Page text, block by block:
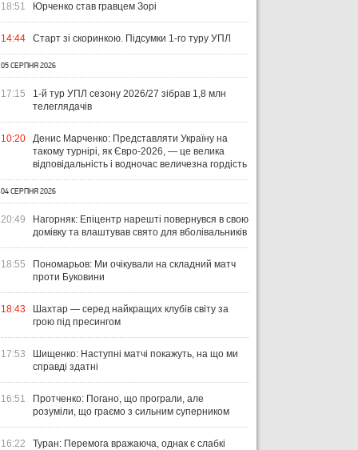
УКРАЇНА
31 ЛИПНЯ 2026
УПЛ-2026/27. ПРЕДСТАВЛЕННЯ
КОМАНД
ЛІГА ЄВРОПИ
ПЕРЕМОГ: ЯК ДИНАМО, ЛНЗ ТА
СТАРТІ ЄВРОКУБКІВ
18:51 Юрченко став гравцем Зорі
14:44 Старт зі скоринкою. Підсумки 1-го туру УПЛ
05 СЕРПНЯ 2026
17:15
1-й тур УПЛ сезону 2026/27 зібрав 1,8 млн
телеглядачів
10:20
Денис Марченко: Представляти Україну на
такому турнірі, як Євро-2026, — це велика
відповідальність і водночас величезна гордість
04 СЕРПНЯ 2026
20:49
Нагорняк: Епіцентр нарешті повернувся в свою
домівку та влаштував свято для вболівальників
18:55
Пономарьов: Ми очікували на складний матч
проти Буковини
18:43
Шахтар — серед найкращих клубів світу за
грою під пресингом
17:53
Шищенко: Наступні матчі покажуть, на що ми
справді здатні
16:51
Протченко: Погано, що програли, але
розуміли, що граємо з сильним суперником
16:22
Туран: Перемога вражаюча, однак є слабкі